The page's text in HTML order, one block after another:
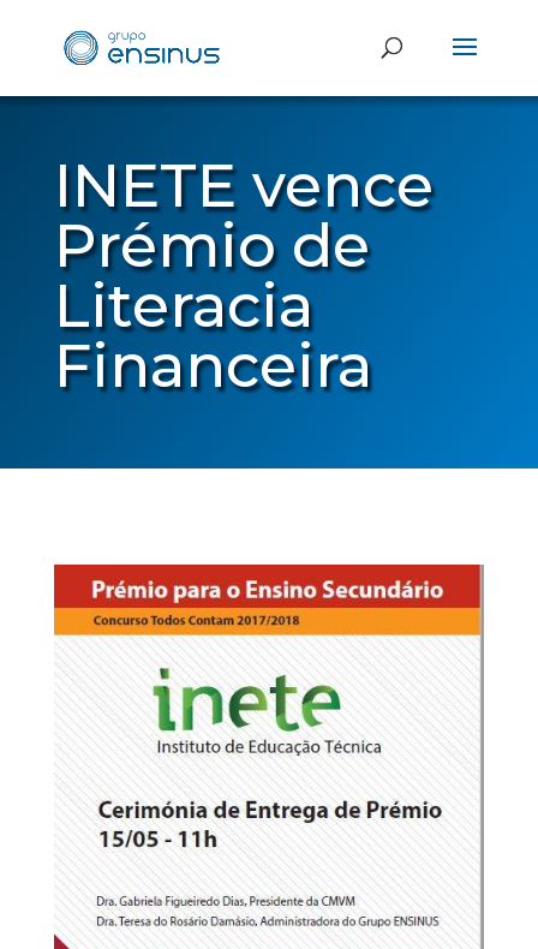
INETE vence
Prémio de
Literacia
Financeira